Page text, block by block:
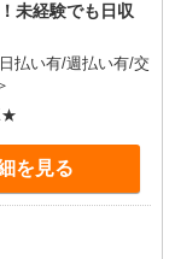
未経験でも日収
払い有/週払い有/交
を見る